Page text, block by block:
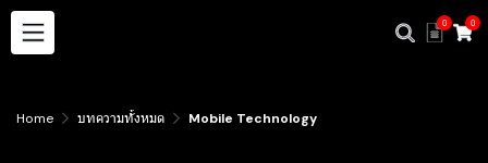
0 0
Home บทความทั้งหมด Mobile Technology